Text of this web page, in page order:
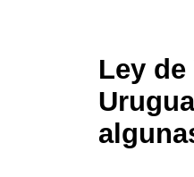
Ley